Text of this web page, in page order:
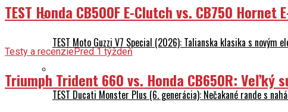
TEST Moto Guzzi V7 Special (2026): Talianska klasika s novým
TEST Ducati Monster Plus (6. generácia): Nečakané rande s
TEST Honda CB500F E-Clutch vs. CB750
Testy a recenziePred 1 týždeň
Triumph Trident 660 vs. Honda CB650R: Veľký